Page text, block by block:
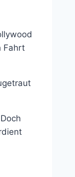
Fahrt